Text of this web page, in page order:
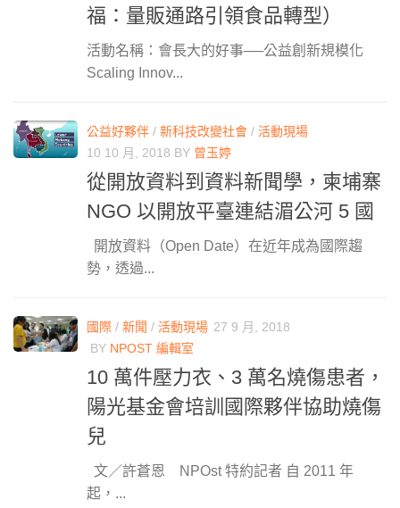
福：量販通路引領食品轉型）
活動名稱：會長大的好事──公益創新規模化
Scaling Innov...
公益好夥伴 / 新科技改變社會 / 活動現場
10 10 月, 2018 BY 曾玉婷
從開放資料到資料新聞學，柬埔寨
NGO 以開放平臺連結湄公河 5 國
開放資料（Open Date）在近年成為國際趨
勢，透過...
國際 / 新聞 / 活動現場 27 9 月, 2018
BY NPOST 編輯室
10 萬件壓力衣、3 萬名燒傷患者，
陽光基金會培訓國際夥伴協助燒傷
兒
文／許蒼恩 NPOst 特約記者 自 2011 年
起，...